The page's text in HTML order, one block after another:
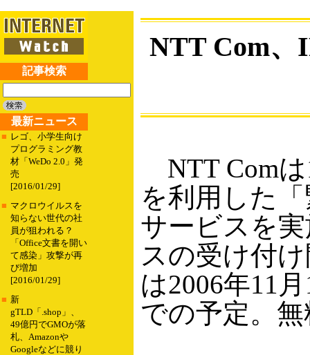
記事検索
最新ニュース
■ レゴ、小学生向け
プログラミング教
材「WeDo 2.0」発
売
[2016/01/29]
■ マクロウイルスを
知らない世代の社
員が狙われる？
「Office文書を開い
て感染」攻撃が再
び増加
[2016/01/29]
■ 新
gTLD「.shop」、
49億円でGMOが落
札、Amazonや
Googleなどに競り
NTT Com、
NTT Com
を利用した
サービスを
スの受け付
は2006年11
での予定。